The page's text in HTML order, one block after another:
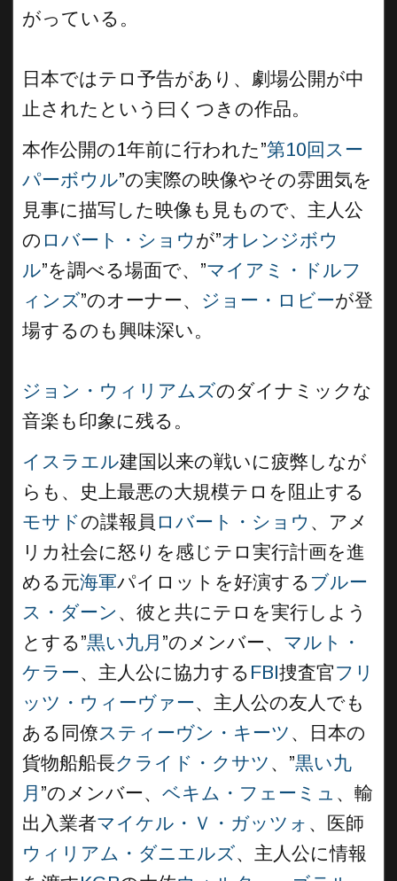
がっている。
日本ではテロ予告があり、劇場公開が中
止されたという曰くつきの作品。
本作公開の1年前に行われた”第10回スー
パーボウル”の実際の映像やその雰囲気を
見事に描写した映像も見もので、主人公
の ロバート・ショウ が”オレンジボウ
ル”を調べる場面で、”マイアミ・ドルフ
ィンズ”のオーナー、 ジョー・ロビーが登
場するのも興味深い。
ジョン・ウィリアムズのダイナミックな
音楽も印象に残る。
イスラエル建国以来の戦いに疲弊しなが
らも、史上最悪の大規模テロを阻止する
モサドの諜報員 ロバート・ショウ 、アメ
リカ社会に怒りを感じテロ実行計画を進
める元海軍パイロットを好演する ブルー
ス・ダーン 、彼と共にテロを実行しよう
とする”黒い九月 ”のメンバー、 マルト・
ケラー、主人公に協力する FBI捜査官フリ
ッツ・ウィーヴァー、主人公の友人でも
ある同僚スティーヴン・キーツ 、日本の
貨物船船長クライド・クサツ 、”黒い九
月 ”のメンバー、 ベキム・フェーミュ 、輸
出入業者マイケル・Ｖ・ガッツォ 、医師
ウィリアム・ダニエルズ、主人公に情報